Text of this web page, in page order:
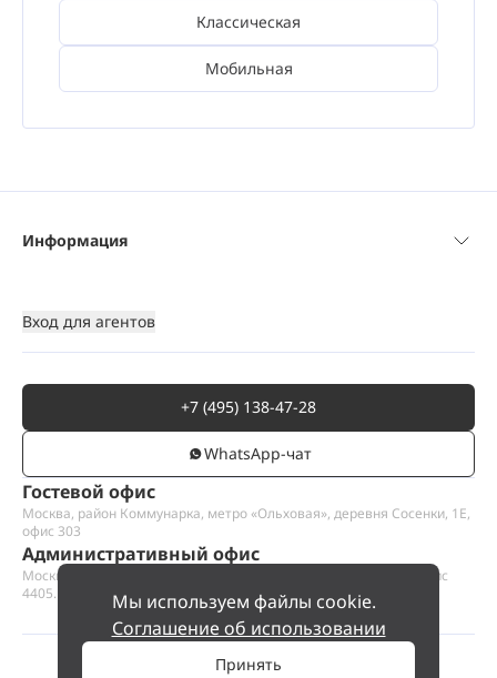
Мы используем файлы cookie.
Соглашение об использовании
Принять
Классическая
Мобильная
Гостевой офис
Москва, район Коммунарка, метро «Ольховая», деревня Сосенки, 1Е,
офис 303
Административный офис
Москва, Пресненская набережная 12, Москва-сити, этаж 44, офис
4405.1
+7 (495) 138-47-28
WhatsАpp-чат
Информация
Вход для агентов
ООО «Проект Хаус».Позвольте найти ваш дом.